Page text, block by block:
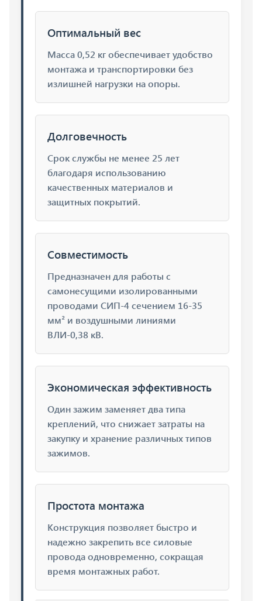
Оптимальный вес
Масса 0,52 кг обеспечивает удобство
монтажа и транспортировки без
излишней нагрузки на опоры.
Долговечность
Срок службы не менее 25 лет
благодаря использованию
качественных материалов и
защитных покрытий.
Совместимость
Предназначен для работы с
самонесущими изолированными
проводами СИП-4 сечением 16-35
мм² и воздушными линиями
ВЛИ-0,38 кВ.
Экономическая эффективность
Один зажим заменяет два типа
креплений, что снижает затраты на
закупку и хранение различных типов
зажимов.
Простота монтажа
Конструкция позволяет быстро и
надежно закрепить все силовые
провода одновременно, сокращая
время монтажных работ.